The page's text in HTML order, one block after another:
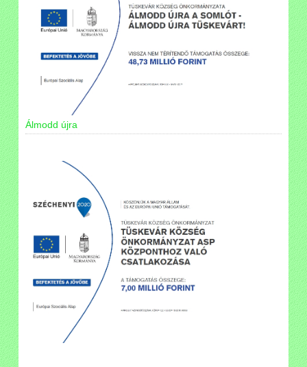
Álmodd újra